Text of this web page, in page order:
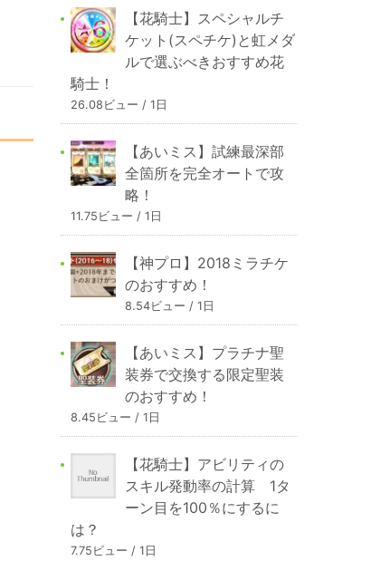
【花騎士】スペシャルチ
ケット(スペチケ)と虹メダ
ルで選ぶべきおすすめ花
騎士！
26.08ビュー / 1日
【あいミス】試練最深部
全箇所を完全オートで攻
略！
11.75ビュー / 1日
【神プロ】2018ミラチケ
のおすすめ！
8.54ビュー / 1日
【あいミス】プラチナ聖
装券で交換する限定聖装
のおすすめ！
8.45ビュー / 1日
【花騎士】アビリティの
スキル発動率の計算 1タ
ーン目を100％にするに
は？
7.75ビュー / 1日